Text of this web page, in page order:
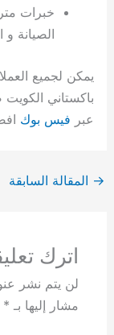
خبرات
الصيانة
يمكن لجميع
باكستاني
عبر فيس بوك
→ المقالة السابقة
اترك
لن يتم نشر
مشار إليها بـ *